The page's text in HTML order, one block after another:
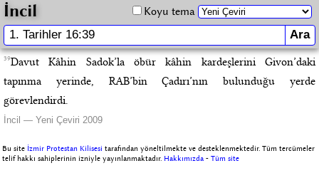
İncil Koyu tema
39Davut Kâhin Sadok’la öbür kâhin kardeşlerini Givon’daki
tapınma yerinde, RAB’bin Çadırı’nın bulunduğu yerde
görevlendirdi.
İncil — Yeni Çeviri 2009
Bu site İzmir Protestan Kilisesi tarafından yöneltilmekte ve desteklenmektedir. Tüm tercümeler
telif hakkı sahiplerinin izniyle yayınlanmaktadır. Hakkımızda -Tüm site